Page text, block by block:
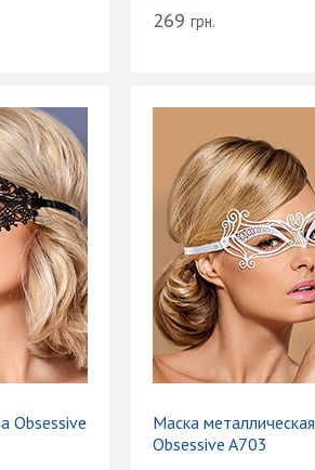
269 грн.
Obsessive
Маска металлическая
Obsessive A703